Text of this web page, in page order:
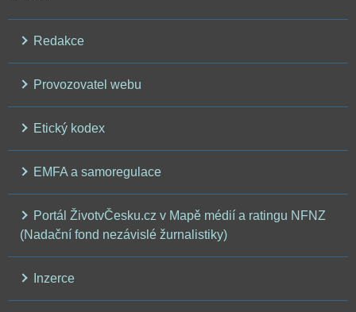
Redakce
Provozovatel webu
Etický kodex
EMFA a samoregulace
Portál ŽivotvČesku.cz v Mapě médií a ratingu NFNZ
(Nadační fond nezávislé žurnalistiky)
Inzerce